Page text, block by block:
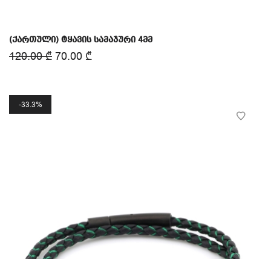
(ქართული) ტყავის სამაჯური 4მმ
120.00₾ 70.00 ₾
33.3%